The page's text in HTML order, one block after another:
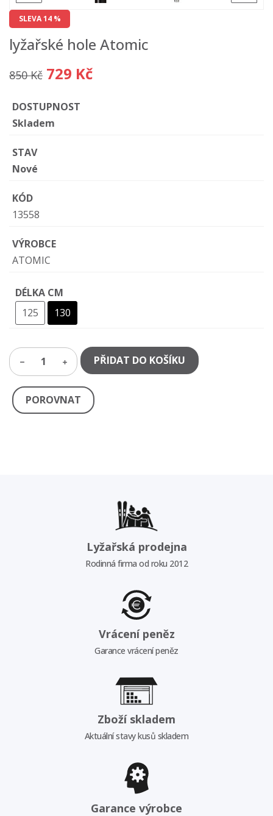
SLEVA 14 %
lyžařské hole Atomic
850 Kč 729 Kč
DOSTUPNOST
Skladem
STAV
Nové
KÓD
13558
VÝROBCE
ATOMIC
DÉLKA CM
125
130
1 PŘIDAT DO KOŠÍKU
POROVNAT
Lyžařská prodejna
Rodinná firma od roku 2012
Vrácení peněz
Garance vrácení peněz
Zboží skladem
Aktuální stavy kusů skladem
Garance výrobce